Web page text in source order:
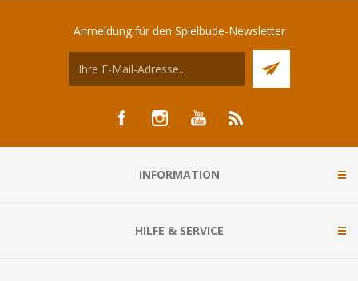
Anmeldung für den Spielbude-Newsletter
INFORMATION
HILFE & SERVICE